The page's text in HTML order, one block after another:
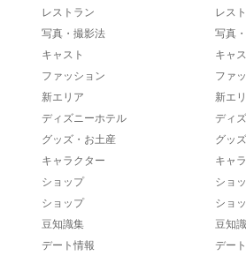
レストラン
写真・撮影法
キャスト
ファッション
新エリア
ディズニーホテル
グッズ・お土産
キャラクター
ショップ
ショップ
豆知識集
デート情報
レス
写真
キャ
ファ
新エ
ディ
グッ
キャ
ショ
ショ
豆知
デー